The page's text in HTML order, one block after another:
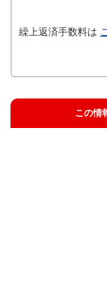
繰上返済手数料は
この情